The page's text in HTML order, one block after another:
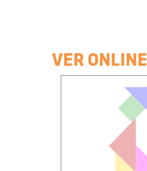
VER ONLINE